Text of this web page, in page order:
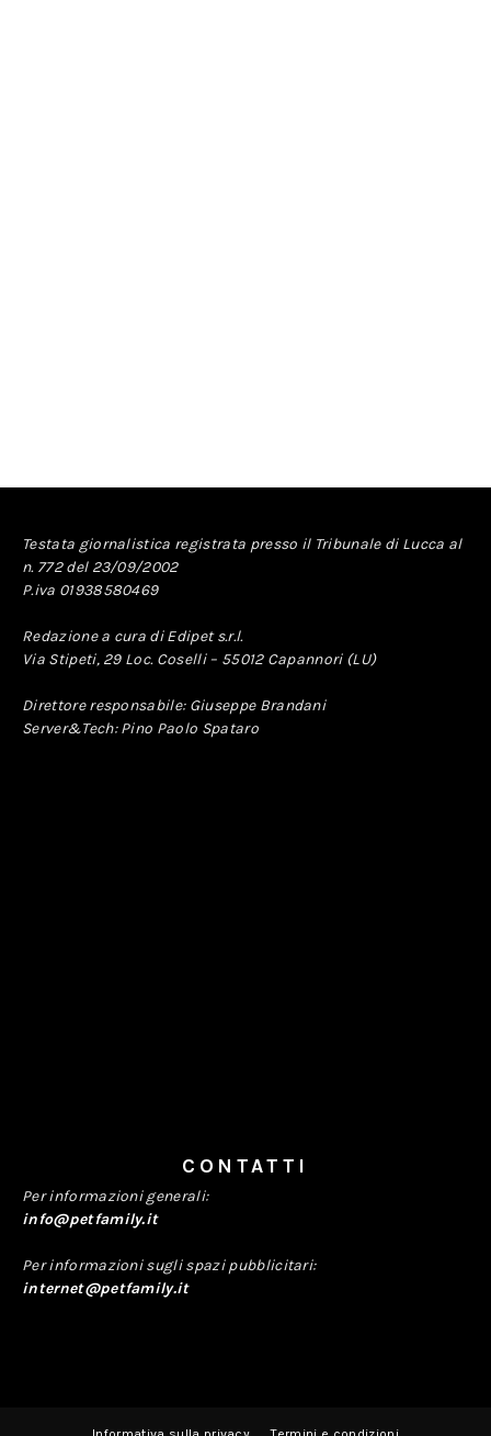
Testata giornalistica registrata presso il Tribunale di Lucca al
n. 772 del 23/09/2002
P.iva 01938580469
Redazione a cura di Edipet s.r.l.
Via Stipeti, 29 Loc. Coselli – 55012 Capannori (LU)
Direttore responsabile: Giuseppe Brandani
Server&Tech: Pino Paolo Spataro
CONTATTI
Per informazioni generali:
info@petfamily.it
Per informazioni sugli spazi pubblicitari:
internet@petfamily.it